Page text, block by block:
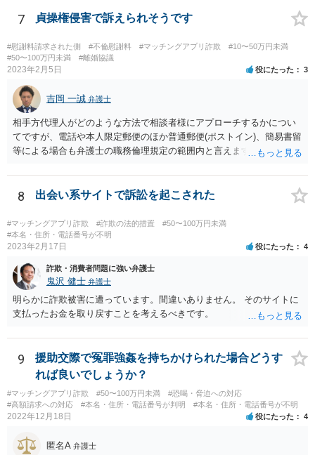
られる内容のものでなければなりません。 そうでなければ、逆に、あ
なたが、民事上又は刑事上の責任を負う恐れがあります。 重々ご注意
なさいますよう。
7 貞操権侵害で訴えられそうです
#慰謝料請求された側 #不倫慰謝料 #マッチングアプリ詐欺
#10〜50万円未満
#50〜100万円未満
#離婚協議
2023年2月5日 役にたった 3
吉岡 一誠 弁護士
相手方代理人がどのような方法で相談者様にアプローチするかについ
てですが、電話や本人限定郵便のほか普通郵便(ポストイン)、簡易書留
等による場合も弁護士の職務倫理規定の範囲内と言えますので、必ず
が弁護士に依頼するより前に、先んじて相談者様が弁護士に依頼をす
る場合、相手方代理人は相談者様の代理人弁護士を飛び越えて相談者
様の自宅に書面を郵送することが職務倫理上許されなくなる(懲戒処分
の対象になり得る)ため、家族にバレてしまうことを回避したいという
ご意向であれば、早めに弁護士に依頼をするというのも一つかと思い
ます(もちろん、このまま何事もなく終結する可能性もあるでしょうか
ら、藪蛇になるリスクもあるところではありますが)。 相手方がある話
ではあるので、最終的な和解の見通しは何とも言えませんが、弁護士
に依頼することで低額での和解に至れるということもあるでしょう。
8 出会い系サイトで訴訟を起こされた
#マッチングアプリ詐欺 #詐欺の法的措置
#50〜100万円未満
#本名・住所・電話番号が不明
2023年2月17日 役にたった 4
詐欺・消費者問題に強い弁護士
鬼沢 健士 弁護士
明らかに詐欺被害に遭っています。間違いありません。 そのサイトに
支払ったお金を取り戻すことを考えるべきです。
9
援助交際で冤罪強姦を持ちかけられた場合どうす
れば良いでしょうか？
#マッチングアプリ詐欺 #50〜100万円未満
#恐喝・脅迫への対応
#高額請求への対応
#本名・住所・電話番号が判明 #本名・住所・電話番号が不明
2022年12月18日 役にたった 4
匿名A 弁護士